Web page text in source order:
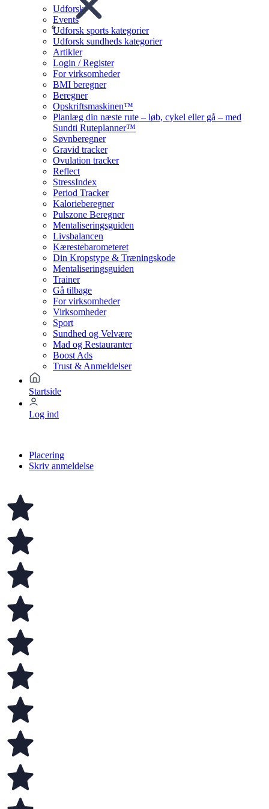
Udforsk
Events
Udforsk sports kategorier
Udforsk sundheds kategorier
Artikler
Login / Register
For virksomheder
BMI beregner
Beregner
Opskriftsmaskinen™
Planlæg din næste rute – løb, cykel eller gå – med
Sundti Ruteplanner™
Søvnberegner
Gravid tracker
Ovulation tracker
Reflect
StressIndex
Period Tracker
Kalorieberegner
Pulszone Beregner
Mentaliseringsguiden
Livsbalancen
Kærestebarometeret
Din Kropstype & Træningskode
Mentaliseringsguiden
Trainer
Gå tilbage
For virksomheder
Virksomheder
Sport
Sundhed og Velvære
Mad og Restauranter
Boost Ads
Trust & Anmeldelser
Startside
Log ind
Placering
Skriv anmeldelse